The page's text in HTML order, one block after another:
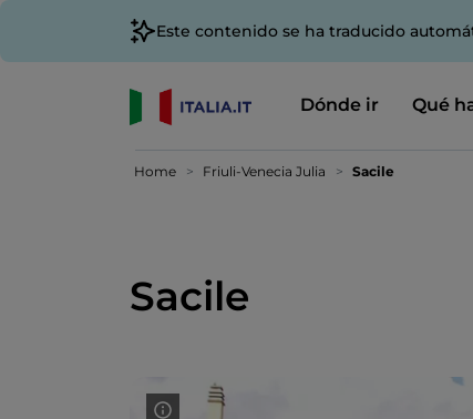
Este contenido se ha traducido
Dónde ir Qué
Home Friuli-Venecia Julia Sacile
Sacile